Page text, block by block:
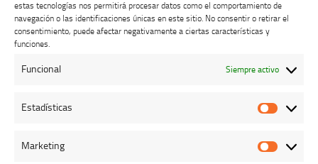
estas tecnologías nos permitirá procesar datos como el comportamiento de
navegación o las identificaciones únicas en este sitio. No consentir o retirar el
consentimiento, puede afectar negativamente a ciertas características y
funciones.
Funcional Siempre activo
Estadísticas
Marketing
Buzón de dudas, quejas y sugerencias